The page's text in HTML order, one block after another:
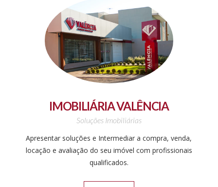
IMOBILIÁRIA VALÊNCIA
Soluções Imobiliárias
Apresentar soluções e Intermediar a compra, venda,
locação e avaliação do seu imóvel com profissionais
qualificados.